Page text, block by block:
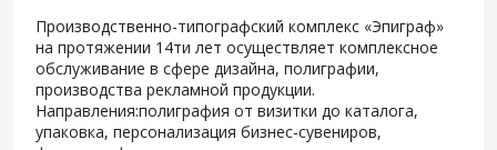
Производственно-типографский комплекс «Эпиграф»
на протяжении 14ти лет осуществляет комплексное
обслуживание в сфере дизайна, полиграфии,
производства рекламной продукции.
Направления:полиграфия от визитки до каталога,
упаковка, персонализация бизнес-сувениров,